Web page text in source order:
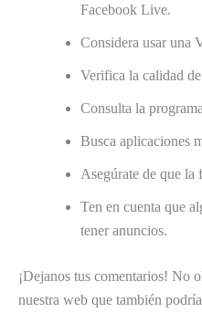
Facebook Live.
Considera usar una
Verifica la calidad
Consulta la
Busca aplicaciones
Asegúrate de que la
Ten en cuenta que
tener anuncios.
¡Dejanos tus comentarios! No
nuestra web que también